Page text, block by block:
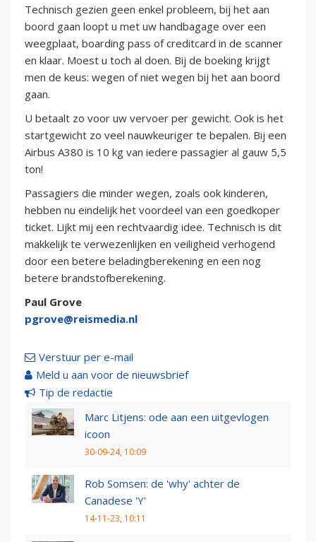
Technisch gezien geen enkel probleem, bij het aan
boord gaan loopt u met uw handbagage over een
weegplaat, boarding pass of creditcard in de scanner
en klaar. Moest u toch al doen. Bij de boeking krijgt
men de keus: wegen of niet wegen bij het aan boord
gaan.
U betaalt zo voor uw vervoer per gewicht. Ook is het
startgewicht zo veel nauwkeuriger te bepalen. Bij een
Airbus A380 is 10 kg van iedere passagier al gauw 5,5
ton!
Passagiers die minder wegen, zoals ook kinderen,
hebben nu eindelijk het voordeel van een goedkoper
ticket. Lijkt mij een rechtvaardig idee. Technisch is dit
makkelijk te verwezenlijken en veiligheid verhogend
door een betere beladingberekening en een nog
betere brandstofberekening.
Paul Grove
pgrove@reismedia.nl
Verstuur per e-mail
Meld u aan voor de nieuwsbrief
Tip de redactie
Marc Litjens: ode aan een uitgevlogen
icoon
30-09-24, 10:09
Rob Somsen: de 'why' achter de
Canadese 'Y'
14-11-23, 10:11